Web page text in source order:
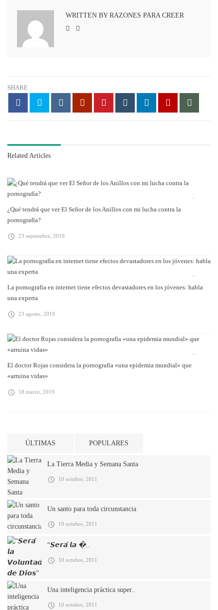
WRITTEN BY RAZONES PARA CREER
SHARE
Related Articles
¿Qué tendrá que ver El Señor de los Anillos con mi lucha contra la
pornografía?
23 septiembre, 2019
La pornografía en internet tiene efectos devastadores en los jóvenes: habla
una experta
23 agosto, 2019
El doctor Rojas considera la pornografía «una epidemia mundial» que
«arruina vidas»
18 marzo, 2019
ÚLTIMAS POPULARES
La Tierra Media y Semana Santa
10 octubre, 2011
Un santo para toda circunstancia
10 octubre, 2011
“𝙎𝙚𝙧𝙖́ 𝙡𝙖 �..
10 octubre, 2011
Una inteligencia práctica super..
10 octubre, 2011